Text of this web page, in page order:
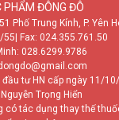
PHẨM ĐÔNG ĐÔ
Trung Kính, P. Yên
55 | Fax: 024.355.761.50
028.6299.9786
đầu tư HN cấp ngày 11/
Trọng Hiển
có tác dụng thay thế